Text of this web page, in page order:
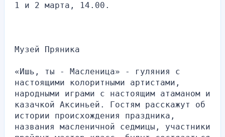
1 и 2 марта, 14.00.
Музей Пряника
«Ишь, ты - Масленица» - гуляния с
настоящими колоритными артистами,
народными играми с настоящим атаманом и
казачкой Аксиньей. Гостям расскажут об
истории происхождения праздника,
названия масленичной седмицы, участники